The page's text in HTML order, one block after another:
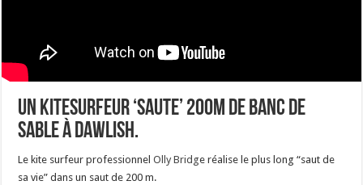
Un kitesurfeur ‘saute’ 200m de banc de
sable à Dawlish.
Le kite surfeur professionnelOlly Bridge réalise le plus long “saut de
sa vie” dans un saut de 200 m.